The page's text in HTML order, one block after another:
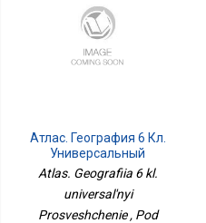
Атлас. География 6 Кл.
Универсальный
Просвещение
Atlas. Geografiia 6 kl.
universal'nyi
Prosveshchenie , Pod